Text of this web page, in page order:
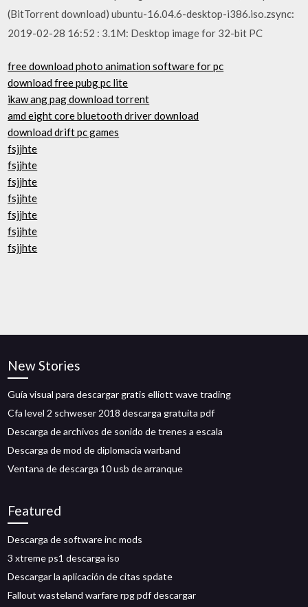
(BitTorrent download) ubuntu-16.04.6-desktop-i386.iso.zsync:
2019-02-28 16:52 : 3.1M: Desktop image for 32-bit PC
free download photo animation software for pc
download free pubg pc lite
ikaw ang pag download torrent
amd eight core bluetooth driver download
download drift pc games
fsjjhte
fsjjhte
fsjjhte
fsjjhte
fsjjhte
fsjjhte
fsjjhte
New Stories
Guía visual para descargar gratis elliott wave trading
Cfa level 2 schweser 2018 descarga gratuita pdf
Descarga de archivos de sonido de trenes a escala
Descarga de mod de diplomacia warband
Ventana de descarga 10 usb de arranque
Featured
Descarga de software inc mods
3 xtreme ps1 descarga iso
Descargar la aplicación de citas spdate
Fallout wasteland warfare rpg pdf descargar